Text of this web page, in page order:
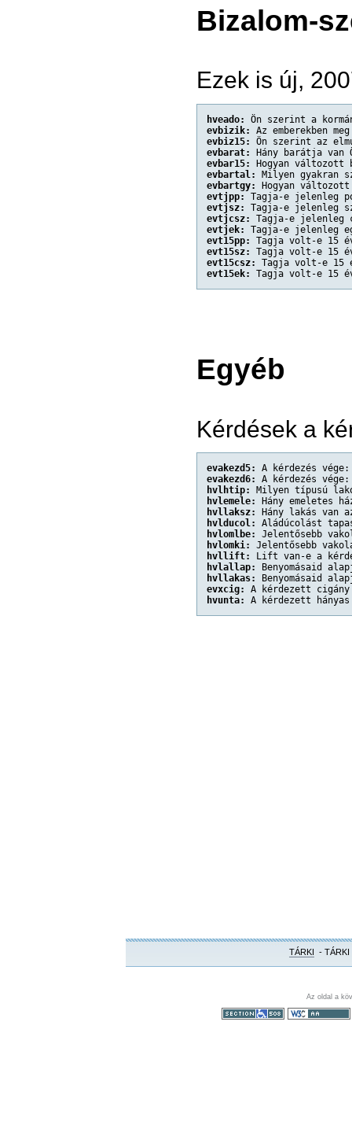
Bizalom-
Ezek is új,
hveado:
Ön szerint a
evbizik:
Az emberekben
evbiz15:
Ön szerint az
evbarat:
Hány barátja van
evbar15:
Hogyan
evbartal:
Milyen gyakran
evbartgy:
Hogyan
evtjpp:
Tagja-e jelenleg
evtjsz:
Tagja-e jelenleg
evtjcsz:
Tagja-e jelenleg
evtjek:
Tagja-e jelenleg
evt15pp:
Tagja volt-e 15
evt15sz:
Tagja volt-e 15
evt15csz:
Tagja volt-e 15
evt15ek:
Tagja volt-e 15
Egyéb
Kérdések a
evakezd5:
A kérdezés
evakezd6:
A kérdezés
hvlhtip:
Milyen típusú
hvlemele:
Hány emeletes
hvllaksz:
Hány lakás van
hvlducol:
Aládúcolást
hvlomlbe:
Jelentősebb
hvlomki:
Jelentősebb
hvllift:
Lift van-e a
hvlallap:
Benyomásaid
hvllakas:
Benyomásaid
evxcig:
A kérdezett cigány
hvunta:
A kérdezett
TÁRKI - TÁRKI
Az oldal a